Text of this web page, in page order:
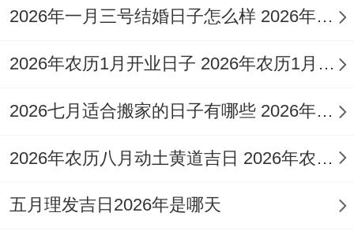
2026年一月三号结婚日子怎么样 2026年1月六号结婚日子好吗
2026年农历1月开业日子 2026年农历1月哪天适合开业
2026七月适合搬家的日子有哪些 2026年7月26号适合搬家吗搬家的日子
2026年农历八月动土黄道吉日 2026年农历八月二十六适合搬家吗
五月理发吉日2026年是哪天